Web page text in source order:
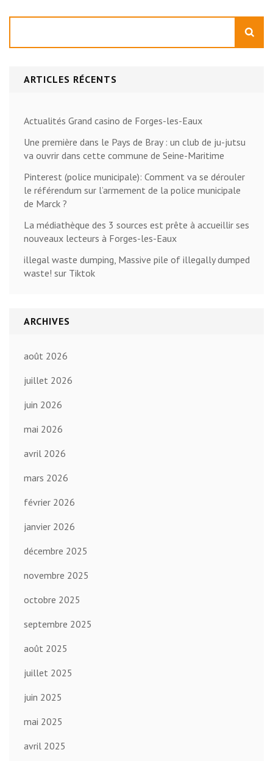
ARTICLES RÉCENTS
Actualités Grand casino de Forges-les-Eaux
Une première dans le Pays de Bray : un club de ju-jutsu
va ouvrir dans cette commune de Seine-Maritime
Pinterest (police municipale): Comment va se dérouler
le référendum sur l’armement de la police municipale
de Marck ?
La médiathèque des 3 sources est prête à accueillir ses
nouveaux lecteurs à Forges-les-Eaux
illegal waste dumping, Massive pile of illegally dumped
waste! sur Tiktok
ARCHIVES
août 2026
juillet 2026
juin 2026
mai 2026
avril 2026
mars 2026
février 2026
janvier 2026
décembre 2025
novembre 2025
octobre 2025
septembre 2025
août 2025
juillet 2025
juin 2025
mai 2025
avril 2025